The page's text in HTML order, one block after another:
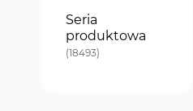
Seria
produktowa
18493
produkty